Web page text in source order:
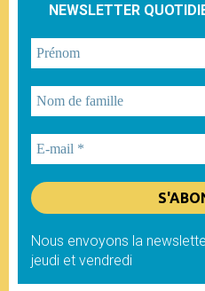
NEWSLETTER
Nous envoyons la
jeudi et vendredi